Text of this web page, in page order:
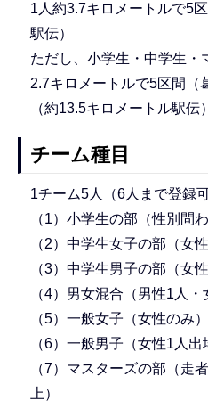
1人約3.7キロメートルで5
駅伝）
ただし、小学生・中学生・
2.7キロメートルで5区間（
（約13.5キロメートル駅伝）
チーム種目
1チーム5人（6人まで登録可
（1）小学生の部（性別問わ
（2）中学生女子の部（女性
（3）中学生男子の部（女
（4）男女混合（男性1人・
（5）一般女子（女性のみ）
（6）一般男子（女性1人出
（7）マスターズの部（走
上）